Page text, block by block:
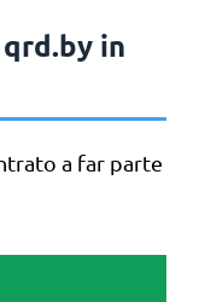
in
a far parte